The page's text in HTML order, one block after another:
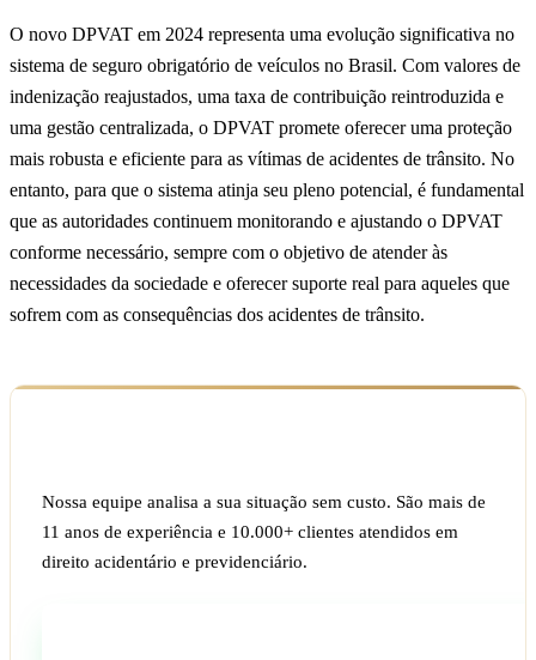
O novo DPVAT em 2024 representa uma evolução significativa no
sistema de seguro obrigatório de veículos no Brasil. Com valores de
indenização reajustados, uma taxa de contribuição reintroduzida e
uma gestão centralizada, o DPVAT promete oferecer uma proteção
mais robusta e eficiente para as vítimas de acidentes de trânsito. No
entanto, para que o sistema atinja seu pleno potencial, é fundamental
que as autoridades continuem monitorando e ajustando o DPVAT
conforme necessário, sempre com o objetivo de atender às
necessidades da sociedade e oferecer suporte real para aqueles que
sofrem com as consequências dos acidentes de trânsito.
Nossa equipe analisa a sua situação sem custo. São mais de
11 anos de experiência e 10.000+ clientes atendidos em
direito acidentário e previdenciário.